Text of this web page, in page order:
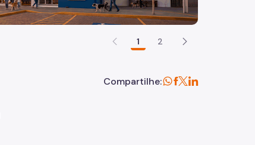
1 2
Compartilhe: